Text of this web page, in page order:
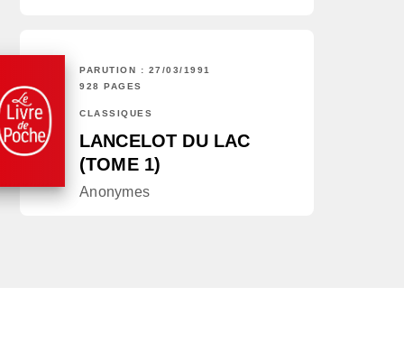
PARUTION : 27/03/1991
928 PAGES
CLASSIQUES
LANCELOT DU LAC
(TOME 1)
Anonymes